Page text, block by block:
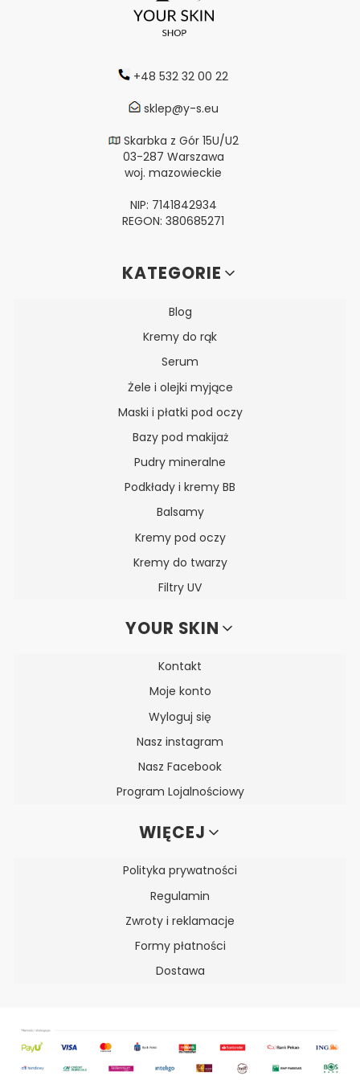
+48 532 32 00 22
sklep@y-s.eu
Skarbka z Gór 15U/U2
03-287 Warszawa
woj. mazowieckie
NIP: 7141842934
REGON: 380685271
Linki w stopceKATEGORIE
Blog
Kremy do rąk
Serum
Żele i olejki myjące
Maski i płatki pod oczy
Bazy pod makijaż
Pudry mineralne
Podkłady i kremy BB
Balsamy
Kremy pod oczy
Kremy do twarzy
Filtry UV
YOUR SKIN
Kontakt
Moje konto
Wyloguj się
Nasz instagram
Nasz Facebook
Program Lojalnościowy
WIĘCEJ
Polityka prywatności
Regulamin
Zwroty i reklamacje
Formy płatności
Dostawa